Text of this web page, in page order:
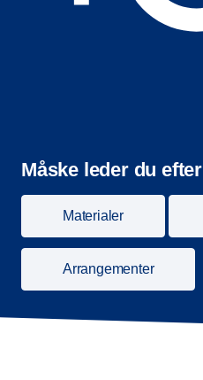
Måske leder du efter
Materialer
Arrangementer